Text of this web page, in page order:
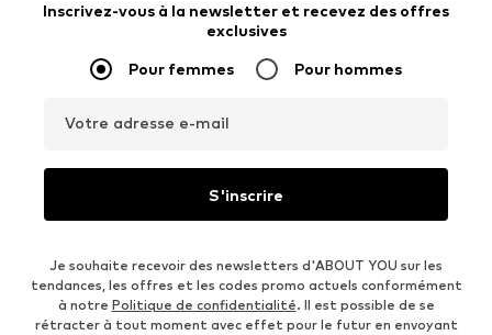
Inscrivez-vous à la newsletter et recevez des offres
exclusives
Pour femmes Pour hommes
Votre adresse e-mail
S'inscrire
Je souhaite recevoir des newsletters d'ABOUT YOU sur les
tendances, les offres et les codes promo actuels conformément
à notre Politique de confidentialité. Il est possible de se
rétracter à tout moment avec effet pour le futur en envoyant